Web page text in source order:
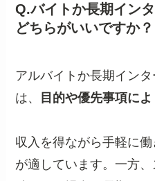
Q.バイトか長期イン
どちらがいいですか？
アルバイトか長期イン
は、
目的や優先事項によ
収入を得ながら手軽に
が適しています。一方